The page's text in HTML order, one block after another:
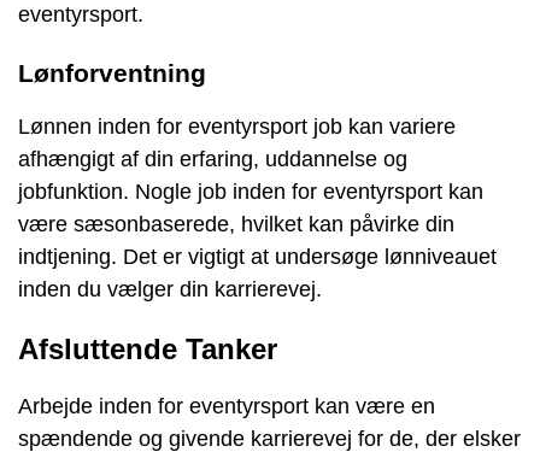
eventyrsport.
Lønforventning
Lønnen inden for eventyrsport job kan variere
afhængigt af din erfaring, uddannelse og
jobfunktion. Nogle job inden for eventyrsport kan
være sæsonbaserede, hvilket kan påvirke din
indtjening. Det er vigtigt at undersøge lønniveauet
inden du vælger din karrierevej.
Afsluttende Tanker
Arbejde inden for eventyrsport kan være en
spændende og givende karrierevej for de, der elsker